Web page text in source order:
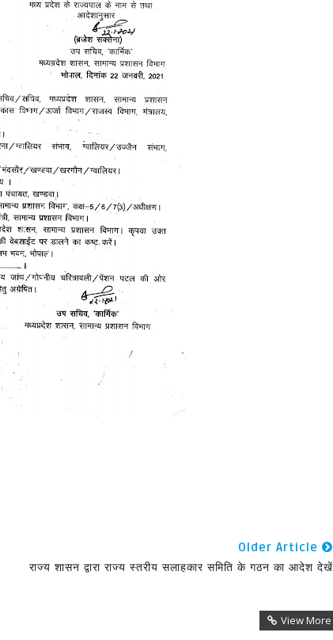
Older Article
राज्य शासन द्वारा राज्य स्तरीय सलाहकार समिति के गठन का आदेश देखें
View More